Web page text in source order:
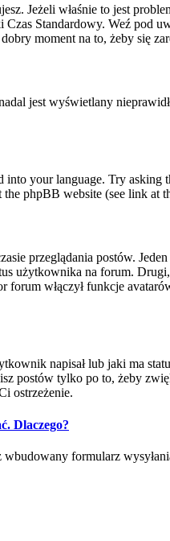
Jeżeli właśnie to jest
Standardowy. Weź pod
moment na to, żeby się
jest wyświetlany
your language. Try
phpBB website (see link at
przeglądania postów.
użytkownika na forum.
włączył funkcje
napisał lub jaki ma
postów tylko po to, żeby
ostrzeżenie.
Dlaczego?
formularz